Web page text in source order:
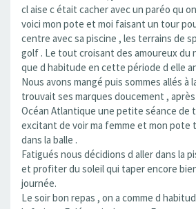
cl aise c était cacher avec un paréo qu
voici mon pote et moi faisant un tour
centre avec sa piscine , les terrains de
golf . Le tout croisant des amoureux du
que d habitude en cette période d elle
Nous avons mangé puis sommes allés à
trouvait ses marques doucement ,
Océan Atlantique une petite séance de
excitant de voir ma femme et mon pote
dans la balle .
Fatigués nous décidions d aller dans la
et profiter du soleil qui taper encore
journée.
Le soir bon repas , on a comme d